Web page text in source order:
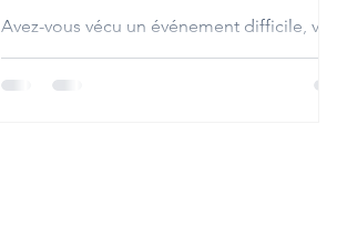
Avez-vous vécu un événement difficile, voire
bonne volonté, vous n'arrivez pas à le...